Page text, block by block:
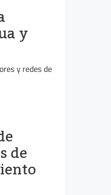
y
y redes de
de